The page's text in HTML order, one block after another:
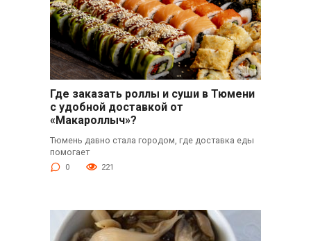
Где заказать роллы и суши в Тюмени
с удобной доставкой от
«Макароллыч»?
Тюмень давно стала городом, где доставка еды
помогает
0 221